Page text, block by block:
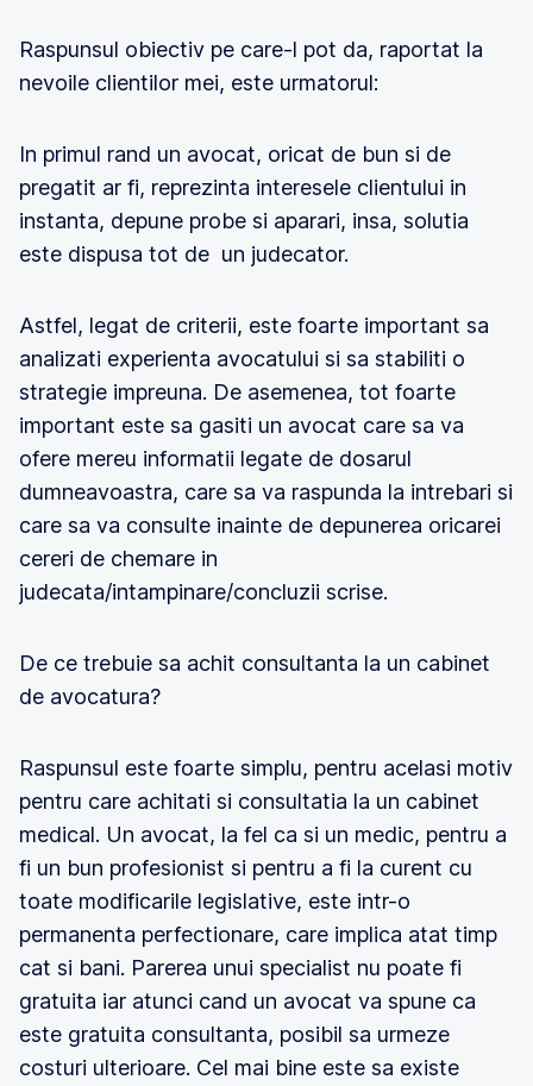
Raspunsul obiectiv pe care-l pot da, raportat la
nevoile clientilor mei, este urmatorul:
In primul rand un avocat, oricat de bun si de
pregatit ar fi, reprezinta interesele clientului in
instanta, depune probe si aparari, insa, solutia
este dispusa tot de un judecator.
Astfel, legat de criterii, este foarte important sa
analizati experienta avocatului si sa stabiliti o
strategie impreuna. De asemenea, tot foarte
important este sa gasiti un avocat care sa va
ofere mereu informatii legate de dosarul
dumneavoastra, care sa va raspunda la intrebari si
care sa va consulte inainte de depunerea oricarei
cereri de chemare in
judecata/intampinare/concluzii scrise.
De ce trebuie sa achit consultanta la un cabinet
de avocatura?
Raspunsul este foarte simplu, pentru acelasi motiv
pentru care achitati si consultatia la un cabinet
medical. Un avocat, la fel ca si un medic, pentru a
fi un bun profesionist si pentru a fi la curent cu
toate modificarile legislative, este intr-o
permanenta perfectionare, care implica atat timp
cat si bani. Parerea unui specialist nu poate fi
gratuita iar atunci cand un avocat va spune ca
este gratuita consultanta, posibil sa urmeze
costuri ulterioare. Cel mai bine este sa existe